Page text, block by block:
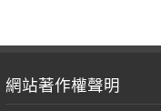
網站著作權聲明